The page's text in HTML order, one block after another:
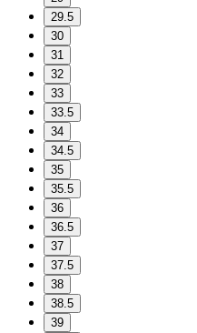
29.5
30
31
32
33
33.5
34
34.5
35
35.5
36
36.5
37
37.5
38
38.5
39